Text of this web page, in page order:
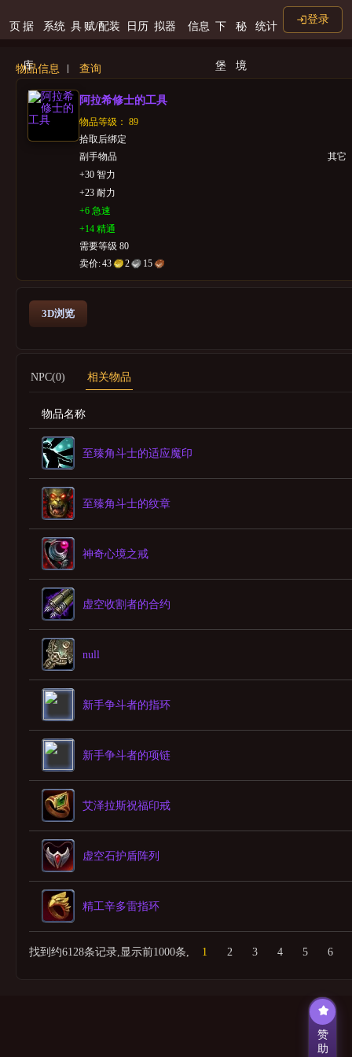
页 据
库
系统 具 赋/配装 日历 拟器 信息 下
堡
秘
境
统计
登录
物品信息 查询
阿拉希修士的工具
物品等级： 89
拾取后绑定
副手物品
其它
+30 智力
+23 耐力
+6 急速
+14 精通
需要等级 80
卖价:43 2 15
3D浏览
NPC(0) 相关物品
物品名称
至臻角斗士的适应魔印
至臻角斗士的纹章
神奇心境之戒
虚空收割者的合约
null
新手争斗者的指环
新手争斗者的项链
艾泽拉斯祝福印戒
虚空石护盾阵列
精工辛多雷指环
找到约6128条记录,显示前1000条, 1 2 3 4 5 6
赞
助